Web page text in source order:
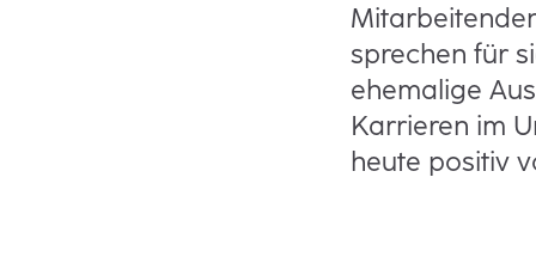
sprechen für
ehemalige
Karrieren im
heute positiv